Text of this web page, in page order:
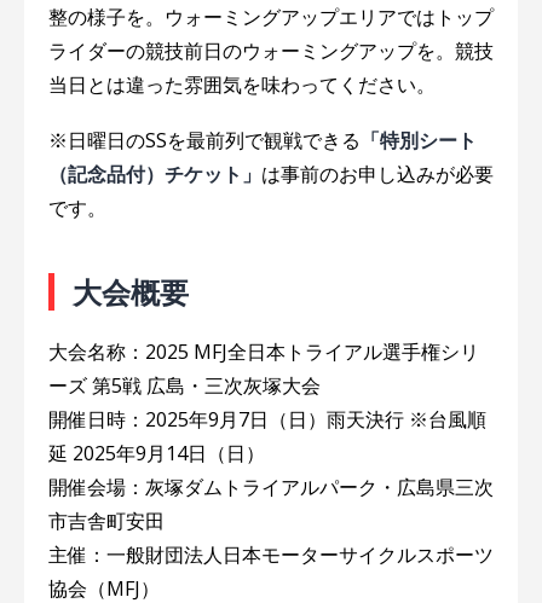
整の様子を。ウォーミングアップエリアではトップ
ライダーの競技前日のウォーミングアップを。競技
当日とは違った雰囲気を味わってください。
※日曜日のSSを最前列で観戦できる 「特別シート
（記念品付）チケット」 は事前のお申し込みが必要
です。
大会概要
大会名称：2025 MFJ全日本トライアル選手権シリ
ーズ 第5戦 広島・三次灰塚大会
開催日時：2025年9月7日（日）雨天決行 ※台風順
延 2025年9月14日（日）
開催会場：灰塚ダムトライアルパーク・広島県三次
市吉舎町安田
主催：一般財団法人日本モーターサイクルスポーツ
協会（MFJ）